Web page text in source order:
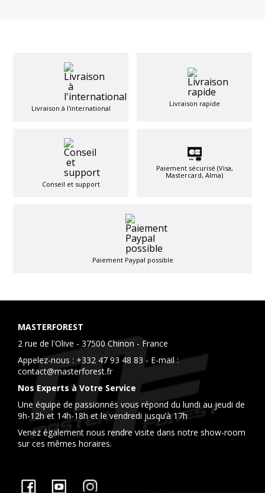
Livraison à l'international
Livraison rapide
Conseil et support
Paiement sécurisé (Visa,
Mastercard, Alma)
Paiement Paypal possible
MASTERFOREST
2 rue de l'Olive - 37500 Chinon - France
Appelez-nous : +332 47 93 48 83 - E-mail :
contact@masterforest.fr
Nos Experts à Votre Service
Une équipe de passionnés vous répond du lundi au jeudi de
9h-12h et 14h-18h et le vendredi jusqu’à 17h
Venez également nous rendre visite dans notre show-room
sur ces mêmes horaires.
Facebook YouTube